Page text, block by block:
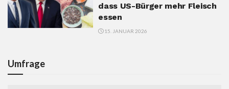
dass US-Bürger mehr Fleisch
essen
15. JANUAR 2026
Umfrage